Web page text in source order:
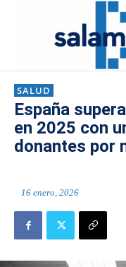
SALUD
España
en 2025 con
donantes por
16 enero, 2026